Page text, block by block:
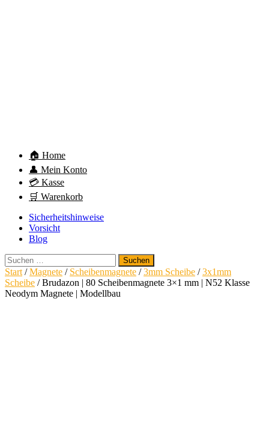
🏠 Home
👤 Mein Konto
💳 Kasse
🛒 Warenkorb
Sicherheitshinweise
Vorsicht
Blog
Suchen
nach:
Start /Magnete / Scheibenmagnete /3mm Scheibe /3x1mm
Scheibe / Brudazon | 80 Scheibenmagnete 3×1 mm | N52 Klasse
Neodym Magnete | Modellbau